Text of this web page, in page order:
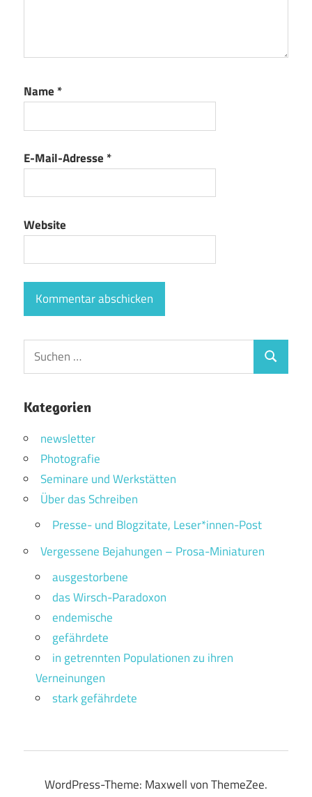
Name *
E-Mail-Adresse *
Website
Suchen
nach:
Suchen
Kategorien
newsletter
Photografie
Seminare und Werkstätten
Über das Schreiben
Presse- und Blogzitate, Leser*innen-Post
Vergessene Bejahungen – Prosa-Miniaturen
ausgestorbene
das Wirsch-Paradoxon
endemische
gefährdete
in getrennten Populationen zu ihren
Verneinungen
stark gefährdete
WordPress-Theme: Maxwell von ThemeZee.